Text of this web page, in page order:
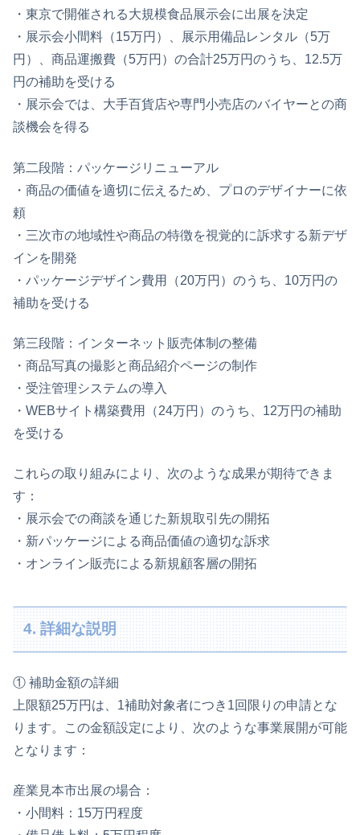
・東京で開催される大規模食品展示会に出展を決定
・展示会小間料（15万円）、展示用備品レンタル（5万
円）、商品運搬費（5万円）の合計25万円のうち、12.5万
円の補助を受ける
・展示会では、大手百貨店や専門小売店のバイヤーとの商
談機会を得る
第二段階：パッケージリニューアル
・商品の価値を適切に伝えるため、プロのデザイナーに依
頼
・三次市の地域性や商品の特徴を視覚的に訴求する新デザ
インを開発
・パッケージデザイン費用（20万円）のうち、10万円の
補助を受ける
第三段階：インターネット販売体制の整備
・商品写真の撮影と商品紹介ページの制作
・受注管理システムの導入
・WEBサイト構築費用（24万円）のうち、12万円の補助
を受ける
これらの取り組みにより、次のような成果が期待できま
す：
・展示会での商談を通じた新規取引先の開拓
・新パッケージによる商品価値の適切な訴求
・オンライン販売による新規顧客層の開拓
4. 詳細な説明
① 補助金額の詳細
上限額25万円は、1補助対象者につき1回限りの申請とな
ります。この金額設定により、次のような事業展開が可能
となります：
産業見本市出展の場合：
・小間料：15万円程度